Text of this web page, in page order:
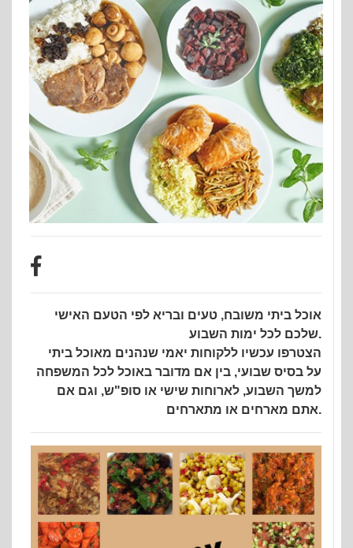
אוכל ביתי משובח, טעים ובריא לפי הטעם האישי
שלכם לכל ימות השבוע.
הצטרפו עכשיו ללקוחות יאמי שנהנים מאוכל ביתי
על בסיס שבועי, בין אם מדובר באוכל לכל המשפחה
למשך השבוע, לארוחות שישי או סופ"ש, וגם אם
אתם מארחים או מתארחים.